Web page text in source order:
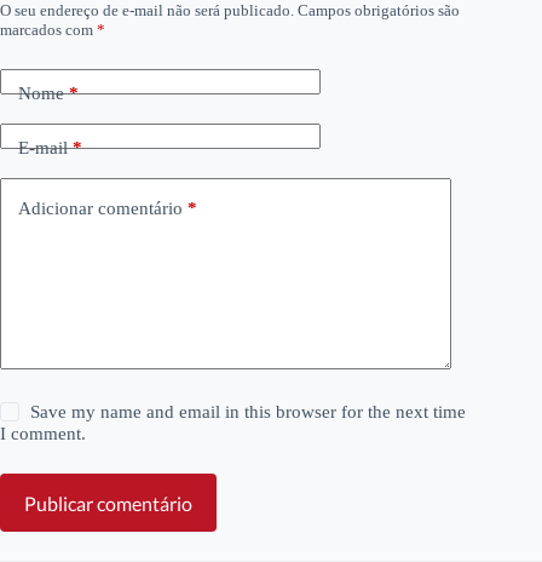
O seu endereço de e-mail não será publicado. Campos obrigatórios são
marcados com *
Nome*
E-mail*
Adicionar comentário *
Save my name and email in this browser for the next time
I comment.
Publicar comentário